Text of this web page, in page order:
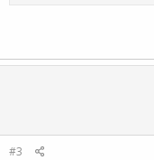
עוקף העיר העתיקה
קרן קיימת לטובת
את רחוב הנרייטה סולד
הכביש הנ"ל נסלל
הפנים הכביש משחחר
סולד ובן צבי הכביש
המקביל בכביש עוקף באר
(עבודות התשתית, יישור
#3